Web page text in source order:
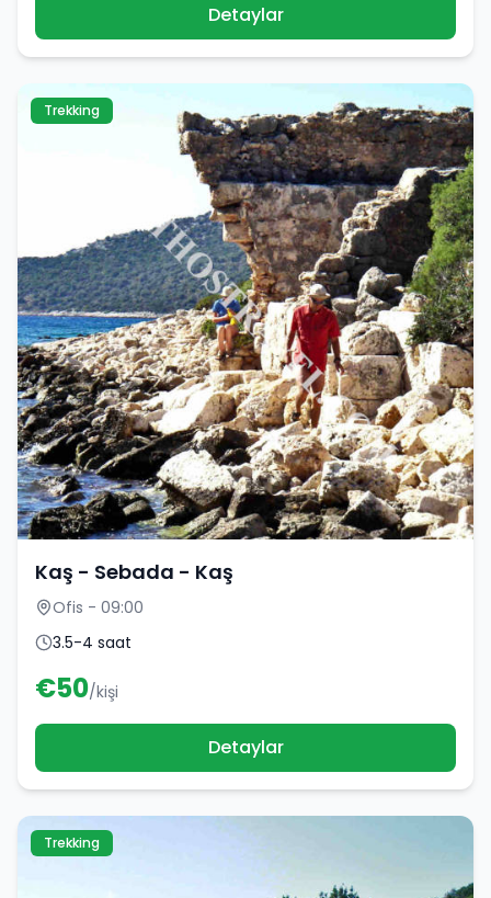
Detaylar
Trekking
Kaş - Sebada - Kaş
Ofis - 09:00
3.5-4 saat
€50/kişi
Detaylar
Trekking